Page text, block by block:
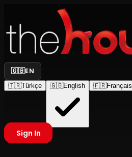
🇬🇧EN
🇹🇷Türkçe 🇬🇧English 🇫🇷Français
Sign In